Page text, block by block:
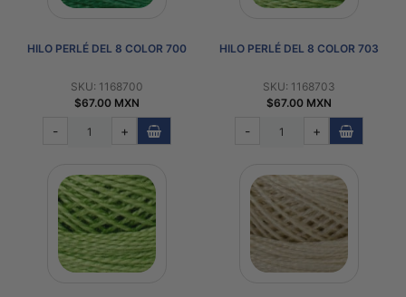
HILO PERLÉ DEL 8 COLOR 700
SKU: 1168700
$67.00 MXN
- +
HILO PERLÉ DEL 8 COLOR 703
SKU: 1168703
$67.00 MXN
- +